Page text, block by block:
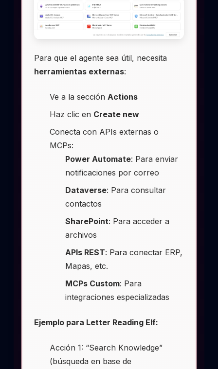
Para que el agente sea útil, necesita
herramientas externas:
Ve a la sección Actions
Haz clic en Create new
Conecta con APIs externas o
MCPs:
Power Automate: Para enviar
notificaciones por correo
Dataverse: Para consultar
contactos
SharePoint: Para acceder a
archivos
APIs REST: Para conectar ERP,
Mapas, etc.
MCPs Custom: Para
integraciones especializadas
Ejemplo para Letter Reading Elf:
Acción 1: “Search Knowledge”
(búsqueda en base de